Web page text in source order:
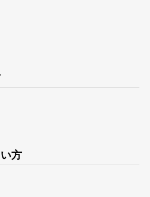
方